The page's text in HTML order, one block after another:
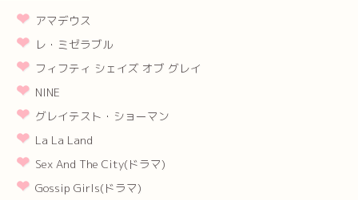
アマデウス
レ・ミゼラブル
フィフティ シェイズ オブ グレイ
NINE
グレイテスト・ショーマン
La La Land
Sex And The City(ドラマ)
Gossip Girls(ドラマ)